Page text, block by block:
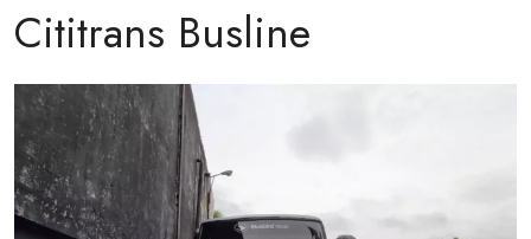
Cititrans Busline